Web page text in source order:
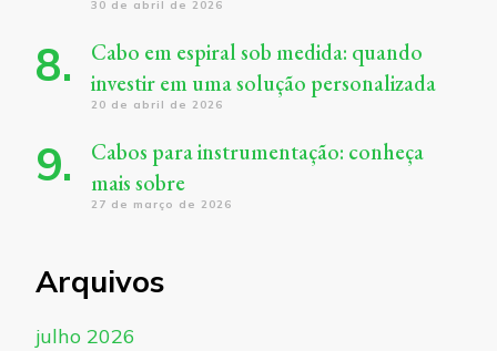
30 de abril de 2026
Cabo em espiral sob medida: quando
investir em uma solução personalizada
20 de abril de 2026
Cabos para instrumentação: conheça
mais sobre
27 de março de 2026
Arquivos
julho 2026